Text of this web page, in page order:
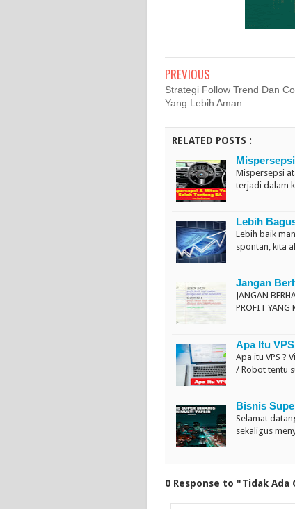
PREVIOUS
Strategi Follow Trend Dan
Yang Lebih Aman
RELATED POSTS :
Mispersepsi
terjadi dalam
Lebih
Lebih baik
spontan, kita
Jangan
JANGAN
PROFIT
Apa Itu
Apa itu VPS ?
/ Robot tentu
Bisnis
Selamat
sekaligus
0 Response to "Tidak Ada